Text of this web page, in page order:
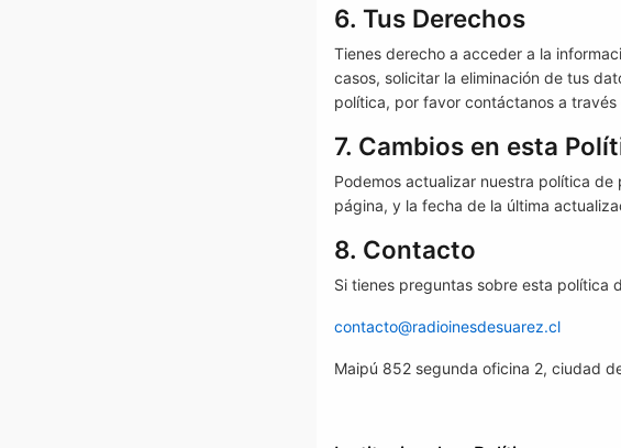
6. Tus Derechos
Tienes derecho a acceder a la
casos, solicitar la eliminación de tus
política, por favor contáctanos a través
7. Cambios en esta
Podemos actualizar nuestra política
página, y la fecha de la última
8. Contacto
Si tienes preguntas sobre esta política
contacto@radioinesdesuarez.cl
Maipú 852 segunda oficina 2, ciudad